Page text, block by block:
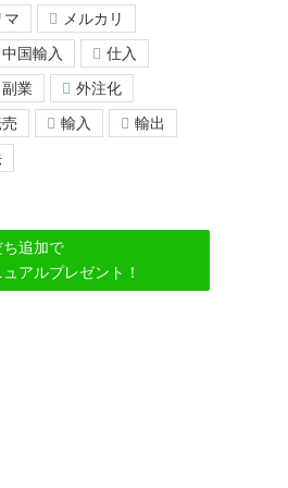
マ
メルカリ
中国輸入
仕入
副業
外注化
輸入
輸出
追加で
アルプレゼント！